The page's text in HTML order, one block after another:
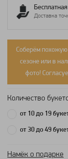
Доставка
Соберём похожую
сезоне или в
фото!
Количество
от 10 до 19
от 30 до 49
Намёк о подарке